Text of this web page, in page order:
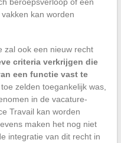
beroepsverloop of een
kan worden
zal ook een nieuw recht
criteria verkrijgen die
een functie vast te
zelden toegankelijk was,
in de vacature-
Travail kan worden
maken het nog niet
integratie van dit recht in